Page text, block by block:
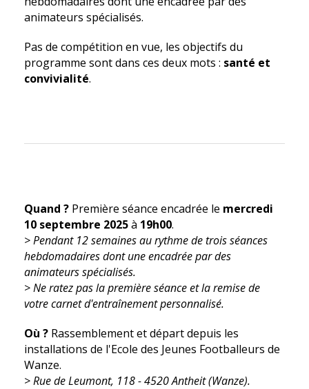
animateurs spécialisés.
Pas de compétition en vue, les objectifs du
programme sont dans ces deux mots : santé et
convivialité.
Quand ? Première séance encadrée le mercredi
10 septembre 2025à 19h00.
>Pendant 12 semaines au rythme de trois séances
hebdomadaires dont une encadrée par des
animateurs spécialisés.
>Ne ratez pas la première séance et la remise de
votre carnet d'entraînement personnalisé.
Où ? Rassemblement et départ depuis les
installations de l'Ecole des Jeunes Footballeurs de
Wanze.
> Rue de Leumont, 118 - 4520 Antheit (Wanze).